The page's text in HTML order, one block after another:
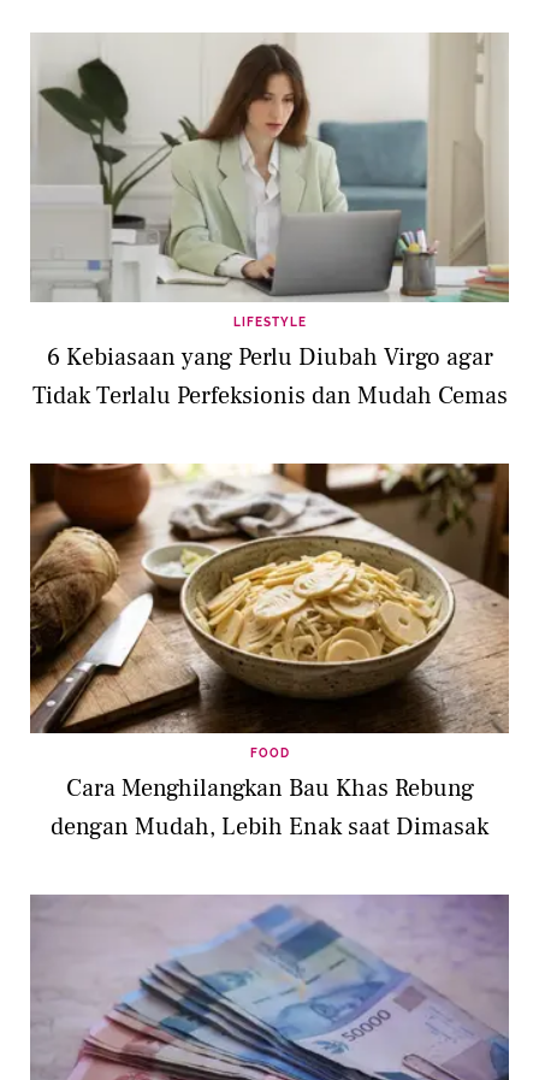
LIFESTYLE
6 Kebiasaan yang Perlu Diubah Virgo agar
Tidak Terlalu Perfeksionis dan Mudah Cemas
FOOD
Cara Menghilangkan Bau Khas Rebung
dengan Mudah, Lebih Enak saat Dimasak